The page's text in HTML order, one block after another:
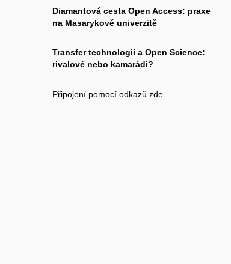
Diamantová cesta Open Access: praxe
na Masarykově univerzitě
Transfer technologií a Open Science:
rivalové nebo kamarádi?
Připojení pomocí odkazů zde.